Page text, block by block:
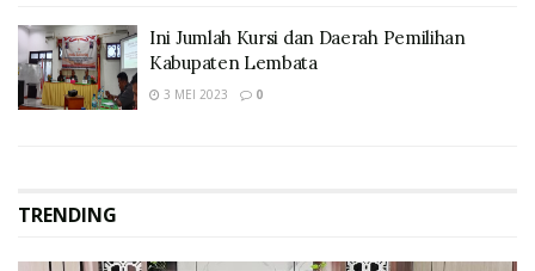
Ini Jumlah Kursi dan Daerah Pemilihan
Kabupaten Lembata
3 MEI 2023 0
TRENDING